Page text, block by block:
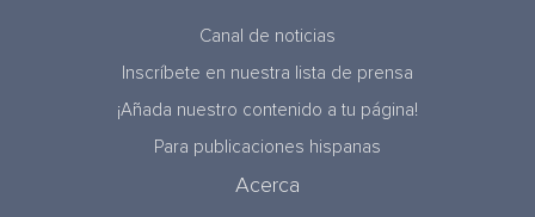
Canal de noticias
Inscríbete en nuestra lista de prensa
¡Añada nuestro contenido a tu página!
Para publicaciones hispanas
Acerca